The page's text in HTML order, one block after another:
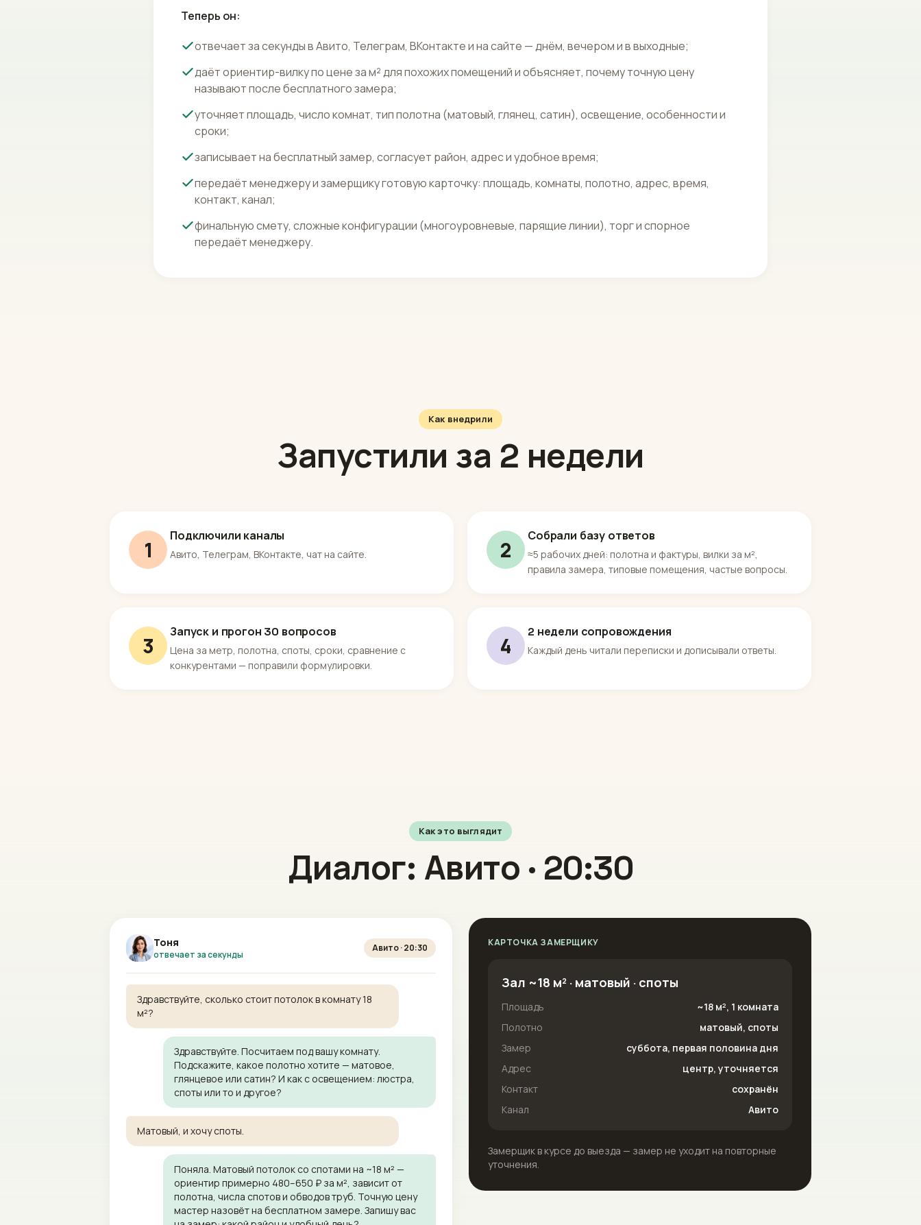
Теперь он:
отвечает за секунды в Авито, Телеграм, ВКонтакте и на сайте — днём, вечером и в выходные;
даёт ориентир-вилку по цене за м² для похожих помещений и объясняет, почему точную цену
называют после бесплатного замера;
уточняет площадь, число комнат, тип полотна (матовый, глянец, сатин), освещение, особенности и
сроки;
записывает на бесплатный замер, согласует район, адрес и удобное время;
передаёт менеджеру и замерщику готовую карточку: площадь, комнаты, полотно, адрес, время,
контакт, канал;
финальную смету, сложные конфигурации (многоуровневые, парящие линии), торг и спорное
передаёт менеджеру.
Как внедрили
Запустили за 2 недели
1
Подключили каналы
Авито, Телеграм, ВКонтакте, чат на сайте. 2
Собрали базу ответов
≈5 рабочих дней: полотна и фактуры, вилки за м²,
правила замера, типовые помещения, частые вопросы.
3
Запуск и прогон 30 вопросов
Цена за метр, полотна, споты, сроки, сравнение с
конкурентами — поправили формулировки.
4
2 недели сопровождения
Каждый день читали переписки и дописывали ответы.
Как это выглядит
Диалог: Авито · 20:30
Тоня
отвечает за секунды
Авито · 20:30
Здравствуйте, сколько стоит потолок в комнату 18
м²?
Здравствуйте. Посчитаем под вашу комнату.
Подскажите, какое полотно хотите — матовое,
глянцевое или сатин? И как с освещением: люстра,
споты или то и другое?
Матовый, и хочу споты.
Поняла. Матовый потолок со спотами на ~18 м² —
ориентир примерно 480–650 ₽ за м², зависит от
полотна, числа спотов и обводов труб. Точную цену
мастер назовёт на бесплатном замере. Запишу вас
КАРТОЧКА ЗАМЕРЩИКУ
Зал ~18 м² · матовый · споты
Площадь
~18 м², 1 комната
Полотно
матовый, споты
Замер
суббота, первая половина дня
Адрес
центр, уточняется
Контакт
сохранён
Канал
Авито
Замерщик в курсе до выезда — замер не уходит на повторные
уточнения.